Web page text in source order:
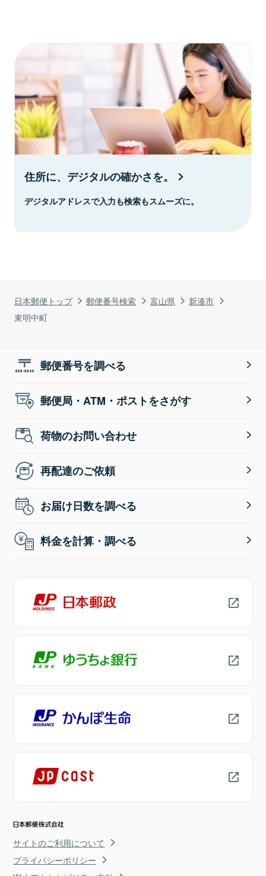
日本郵便トップ 郵便番号検索 富山県
新湊市
東明中町
住所に、デジタルの確かさを。
デジタルアドレスで入力も検索もスムーズに。
郵便番号を調べる
郵便局・ATM・ポストをさがす
荷物のお問い合わせ
再配達のご依頼
お届け日数を調べる
料金を計算・調べる
サイトのご利用について
プライバシーポリシー